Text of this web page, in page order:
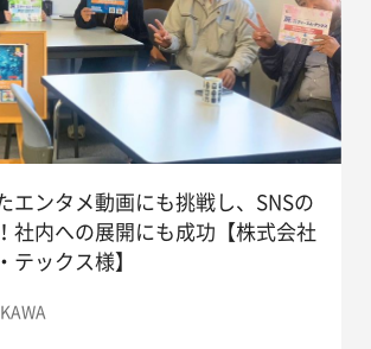
エンタメ動画にも挑戦し、SNSの
社内への展開にも成功【株式会社
テックス様】